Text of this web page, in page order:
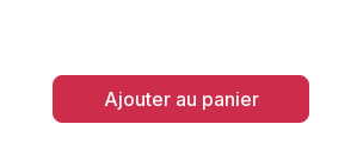
Ajouter au panier